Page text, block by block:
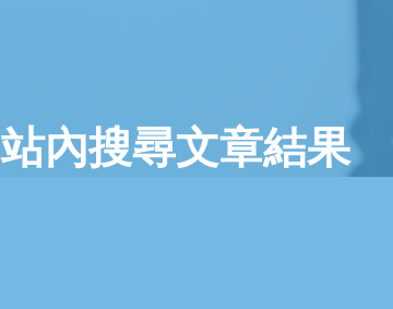
站內搜尋文章結果